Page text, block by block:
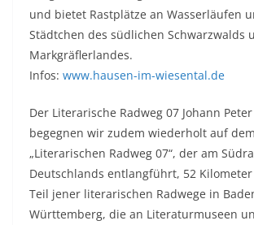
und bietet Rastplätze an Wasserläufen
Städtchen des südlichen Schwarzwalds
Markgräflerlandes.
Infos: www.hausen-im-wiesental.de
Der Literarische Radweg 07 Johann
begegnen wir zudem wiederholt auf
„Literarischen Radweg 07“, der am
Deutschlands entlangführt, 52
Teil jener literarischen Radwege in
Württemberg, die an Literaturmuseen